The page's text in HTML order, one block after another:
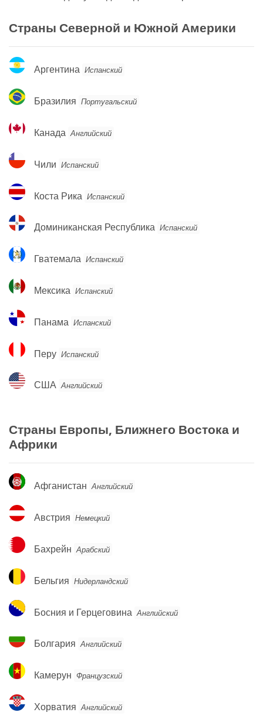
Страны Северной и Южной Америки
Аргентина
Аргентина Испанский
Бразилия
Бразилия Португальский
Канада
Канада Английский
Чили
Чили Испанский
Коста
Рика
Коста Рика Испанский
Доминиканская
Республика
Доминиканская Республика Испанский
Гватемала
Гватемала Испанский
Мексика
Мексика Испанский
Панама
Панама Испанский
Перу
Перу Испанский
США
США Английский
Страны Европы, Ближнего Востока и
Африки
Афганистан
Афганистан Английский
Австрия
Австрия Немецкий
Бахрейн
Бахрейн Арабский
Бельгия
Бельгия Нидерландский
Босния
и
Босния и Герцеговина Английский
Болгария
Болгария Английский
Камерун
Камерун Французский
Хорватия
Хорватия Английский